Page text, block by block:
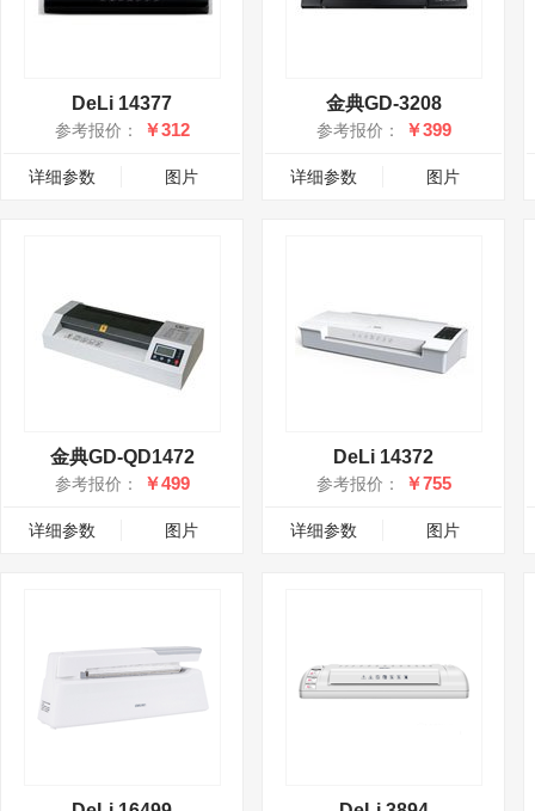
DeLi 14377
参考报价： ￥312
详细参数 图片
金典GD-3208
参考报价： ￥399
详细参数 图片
金典GD-QD1472
参考报价： ￥499
详细参数 图片
DeLi 14372
参考报价： ￥755
详细参数 图片